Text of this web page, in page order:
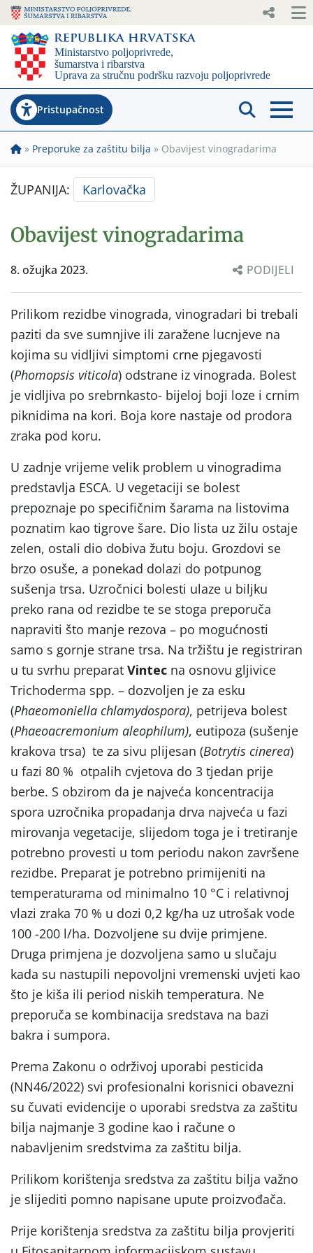
Pristupačnost
» Preporuke za zaštitu bilja » Obavijest vinogradarima
ŽUPANIJA: Karlovačka
Obavijest vinogradarima
8. ožujka 2023. PODIJELI
Prilikom rezidbe vinograda, vinogradari bi trebali
paziti da sve sumnjive ili zaražene lucnjeve na
kojima su vidljivi simptomi crne pjegavosti
(Phomopsis viticola) odstrane iz vinograda. Bolest
je vidljiva po srebrnkasto- bijeloj boji loze i crnim
piknidima na kori. Boja kore nastaje od prodora
zraka pod koru.
U zadnje vrijeme velik problem u vinogradima
predstavlja ESCA. U vegetaciji se bolest
prepoznaje po specifičnim šarama na listovima
poznatim kao tigrove šare. Dio lista uz žilu ostaje
zelen, ostali dio dobiva žutu boju. Grozdovi se
brzo osuše, a ponekad dolazi do potpunog
sušenja trsa. Uzročnici bolesti ulaze u biljku
preko rana od rezidbe te se stoga preporuča
napraviti što manje rezova – po mogućnosti
samo s gornje strane trsa. Na tržištu je registriran
u tu svrhu preparat Vintec na osnovu gljivice
Trichoderma spp. – dozvoljen je za esku
(Phaeomoniella chlamydospora), petrijeva bolest
(Phaeoacremonium aleophilum), eutipoza (sušenje
krakova trsa) te za sivu plijesan (Botrytis cinerea)
u fazi 80 % otpalih cvjetova do 3 tjedan prije
berbe. S obzirom da je najveća koncentracija
spora uzročnika propadanja drva najveća u fazi
mirovanja vegetacije, slijedom toga je i tretiranje
potrebno provesti u tom periodu nakon završene
rezidbe. Preparat je potrebno primijeniti na
temperaturama od minimalno 10 °C i relativnoj
vlazi zraka 70 % u dozi 0,2 kg/ha uz utrošak vode
100 -200 l/ha. Dozvoljene su dvije primjene.
Druga primjena je dozvoljena samo u slučaju
kada su nastupili nepovoljni vremenski uvjeti kao
što je kiša ili period niskih temperatura. Ne
preporuča se kombinacija sredstava na bazi
bakra i sumpora.
Prema Zakonu o održivoj uporabi pesticida
(NN46/2022) svi profesionalni korisnici obavezni
su čuvati evidencije o uporabi sredstva za zaštitu
bilja najmanje 3 godine kao i račune o
nabavljenim sredstvima za zaštitu bilja.
Prilikom korištenja sredstva za zaštitu bilja važno
je slijediti pomno napisane upute proizvođača.
Prije korištenja sredstva za zaštitu bilja provjeriti